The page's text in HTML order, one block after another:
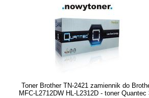
Toner Brother TN-2421 zamiennik do
MFC-L2712DW HL-L2312D - toner Quantec